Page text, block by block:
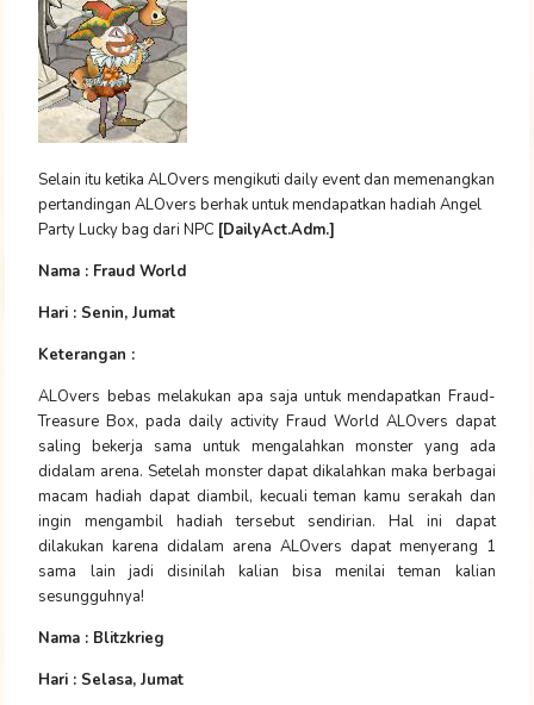
Selain itu ketika ALOvers mengikuti daily event dan memenangkan
pertandingan ALOvers berhak untuk mendapatkan hadiah Angel
Party Lucky bag dari NPC [DailyAct.Adm.]
Nama : Fraud World
Hari : Senin, Jumat
Keterangan :
ALOvers bebas melakukan apa saja untuk mendapatkan Fraud-
Treasure Box, pada daily activity Fraud World ALOvers dapat
saling bekerja sama untuk mengalahkan monster yang ada
didalam arena. Setelah monster dapat dikalahkan maka berbagai
macam hadiah dapat diambil, kecuali teman kamu serakah dan
ingin mengambil hadiah tersebut sendirian. Hal ini dapat
dilakukan karena didalam arena ALOvers dapat menyerang 1
sama lain jadi disinilah kalian bisa menilai teman kalian
sesungguhnya!
Nama : Blitzkrieg
Hari : Selasa, Jumat